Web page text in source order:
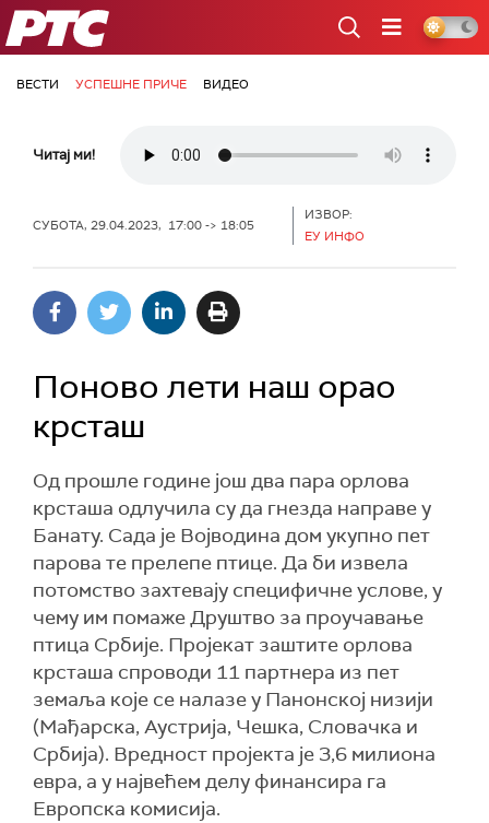
РТС
ВЕСТИ УСПЕШНЕ ПРИЧЕ ВИДЕО
Читај ми!
СУБОТА, 29.04.2023, 17:00 -> 18:05
ИЗВОР:
ЕУ ИНФО
Поново лети наш орао
крсташ
Од прошле године још два пара орлова
крсташа одлучила су да гнезда направе у
Банату. Сада је Војводина дом укупно пет
парова те прелепе птице. Да би извела
потомство захтевају специфичне услове, у
чему им помаже Друштво за проучавање
птица Србије. Пројекат заштите орлова
крсташа спроводи 11 партнера из пет
земаља које се налазе у Панонској низији
(Мађарска, Аустрија, Чешка, Словачка и
Србија). Вредност пројекта је 3,6 милиона
евра, а у највећем делу финансира га
Европска комисија.